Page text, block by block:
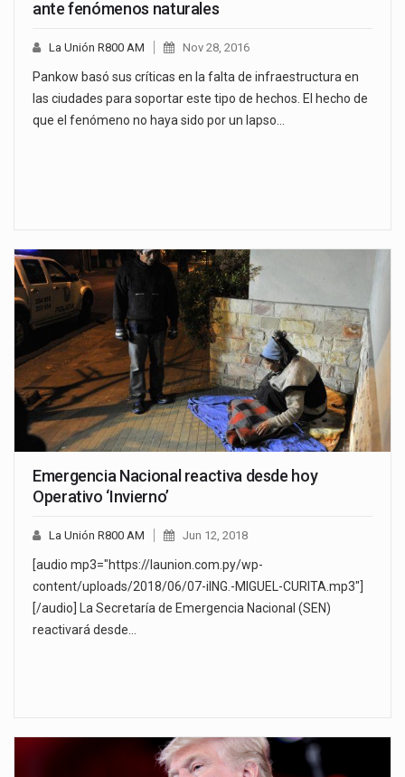
ante fenómenos naturales
La Unión R800 AM Nov 28, 2016
Pankow basó sus críticas en la falta de infraestructura en
las ciudades para soportar este tipo de hechos. El hecho de
que el fenómeno no haya sido por un lapso…
Emergencia Nacional reactiva desde hoy
Operativo ‘Invierno’
La Unión R800 AM Jun 12, 2018
[audio mp3="https://launion.com.py/wp-
content/uploads/2018/06/07-iING.-MIGUEL-CURITA.mp3"]
[/audio] La Secretaría de Emergencia Nacional (SEN)
reactivará desde…